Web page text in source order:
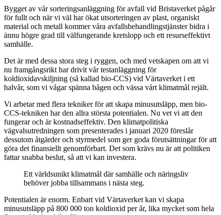
Bygget av vår sorteringsanläggning för avfall vid Bristaverket pågår
för fullt och när vi väl har ökat utsorteringen av plast, organiskt
material och metall kommer våra avfallsbehandlingstjänster bidra i
ännu högre grad till välfungerande kretslopp och ett resurseffektivt
samhälle.
Det är med dessa stora steg i ryggen, och med vetskapen om att vi
nu framgångsrikt har drivit vår testanläggning för
koldioxidavskiljning (så kallad bio-CCS) vid Värtaverket i ett
halvår, som vi vågar spänna bågen och vässa vårt klimatmål rejält.
Vi arbetar med flera tekniker för att skapa minusutsläpp, men bio-
CCS-tekniken har den allra största potentialen. Nu vet vi att den
fungerar och är kostnadseffektiv. Den klimatpolitiska
vägvalsutredningen som presenterades i januari 2020 föreslår
dessutom åtgärder och styrmedel som ger goda förutsättningar för att
göra det finansiellt genomförbart. Det som krävs nu är att politiken
fattar snabba beslut, så att vi kan investera.
Ett världsunikt klimatmål där samhälle och näringsliv
behöver jobba tillsammans i nästa steg.
Potentialen är enorm. Enbart vid Värtaverket kan vi skapa
minusutsläpp på 800 000 ton koldioxid per år, lika mycket som hela